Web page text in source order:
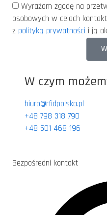
Wyrażam zgodę na
osobowych w celach
z polityką prywatności i ją
W czym
biuro@rfidpolska.pl
+48 798 318 790
+48 501 468 196
Bezpośredni kontakt